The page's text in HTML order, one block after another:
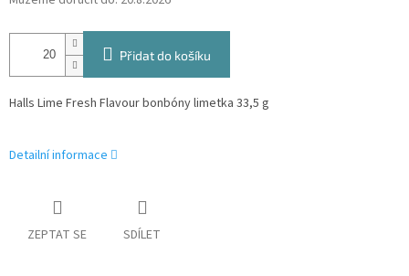
Přidat do košíku
Halls Lime Fresh Flavour bonbóny limetka 33,5 g
Detailní informace
ZEPTAT SE SDÍLET